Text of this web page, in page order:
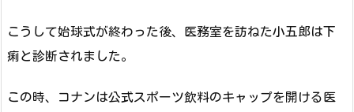
こうして始球式が終わった後、医務室を訪ねた小五郎は下
痢と診断されました。
この時、コナンは公式スポーツ飲料のキャップを開ける医